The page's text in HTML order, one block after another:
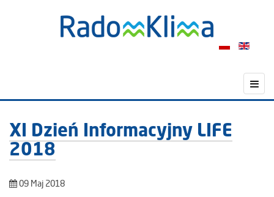
XI Dzień Informacyjny LIFE
2018
09 Maj 2018